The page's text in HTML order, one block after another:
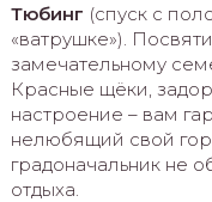
Тюбинг (спуск с
«ватрушке»).
замечательному
Красные щёки,
настроение – вам
нелюбящий свой
градоначальник не
отдыха.